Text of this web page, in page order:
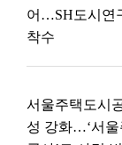
어…SH도시연
착수
서울주택도시
성 강화…‘서